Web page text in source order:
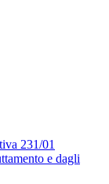
231/01
e dagli